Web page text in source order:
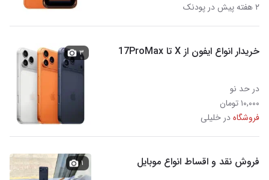
۲ هفته پیش در پودنک
خریدار انواع ایفون از X تا 17ProMax
در حد نو
۱۰,۰۰۰ تومان
فروشگاهدر خلیلی
۳
فروش نقد و اقساط انواع موبایل ۱